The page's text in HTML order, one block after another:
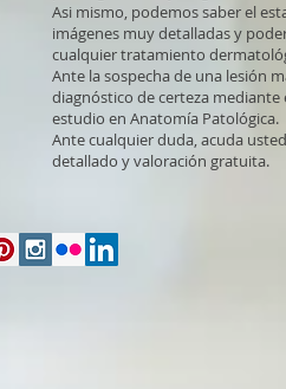
Asi mismo, podemos saber el
imágenes muy detalladas y
cualquier tratamiento
Ante la sospecha de una lesión
diagnóstico de certeza mediante
estudio en Anatomía Patológica.
Ante cualquier duda, acuda
detallado y valoración gratuita.